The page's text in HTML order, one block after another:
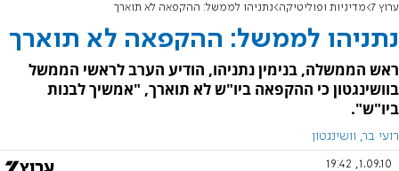
ערוץ 7 מדיניות ופוליטיקה נתניהו לממשל: ההקפאה לא תוארך
נתניהו לממשל: ההקפאה לא תוארך
ראש הממשלה, בנימין נתניהו, הודיע הערב לראשי הממשל
בוושינגטון כי ההקפאה ביו"ש לא תוארך, "אמשיך לבנות
ביו"ש".
רועי בר, וושינגטון
1.09.10, 19:42